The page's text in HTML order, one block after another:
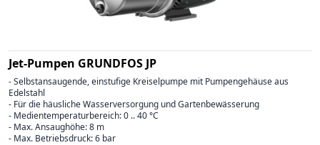
Jet-Pumpen GRUNDFOS JP
- Selbstansaugende, einstufige Kreiselpumpe mit Pumpengehäuse aus
Edelstahl
- Für die häusliche Wasserversorgung und Gartenbewässerung
- Medientemperaturbereich: 0 .. 40 °C
- Max. Ansaughöhe: 8 m
- Max. Betriebsdruck: 6 bar